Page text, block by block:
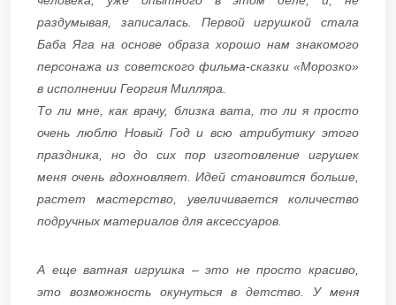
раздумывая, записалась. Первой игрушкой стала
Баба Яга на основе образа хорошо нам знакомого
персонажа из советского фильма-сказки «Морозко»
в исполнении Георгия Милляра.
То ли мне, как врачу, близка вата, то ли я просто
очень люблю Новый Год и всю атрибутику этого
праздника, но до сих пор изготовление игрушек
меня очень вдохновляет. Идей становится больше,
растет мастерство, увеличивается количество
подручных материалов для аксессуаров.
А еще ватная игрушка – это не просто красиво,
это возможность окунуться в детство. У меня